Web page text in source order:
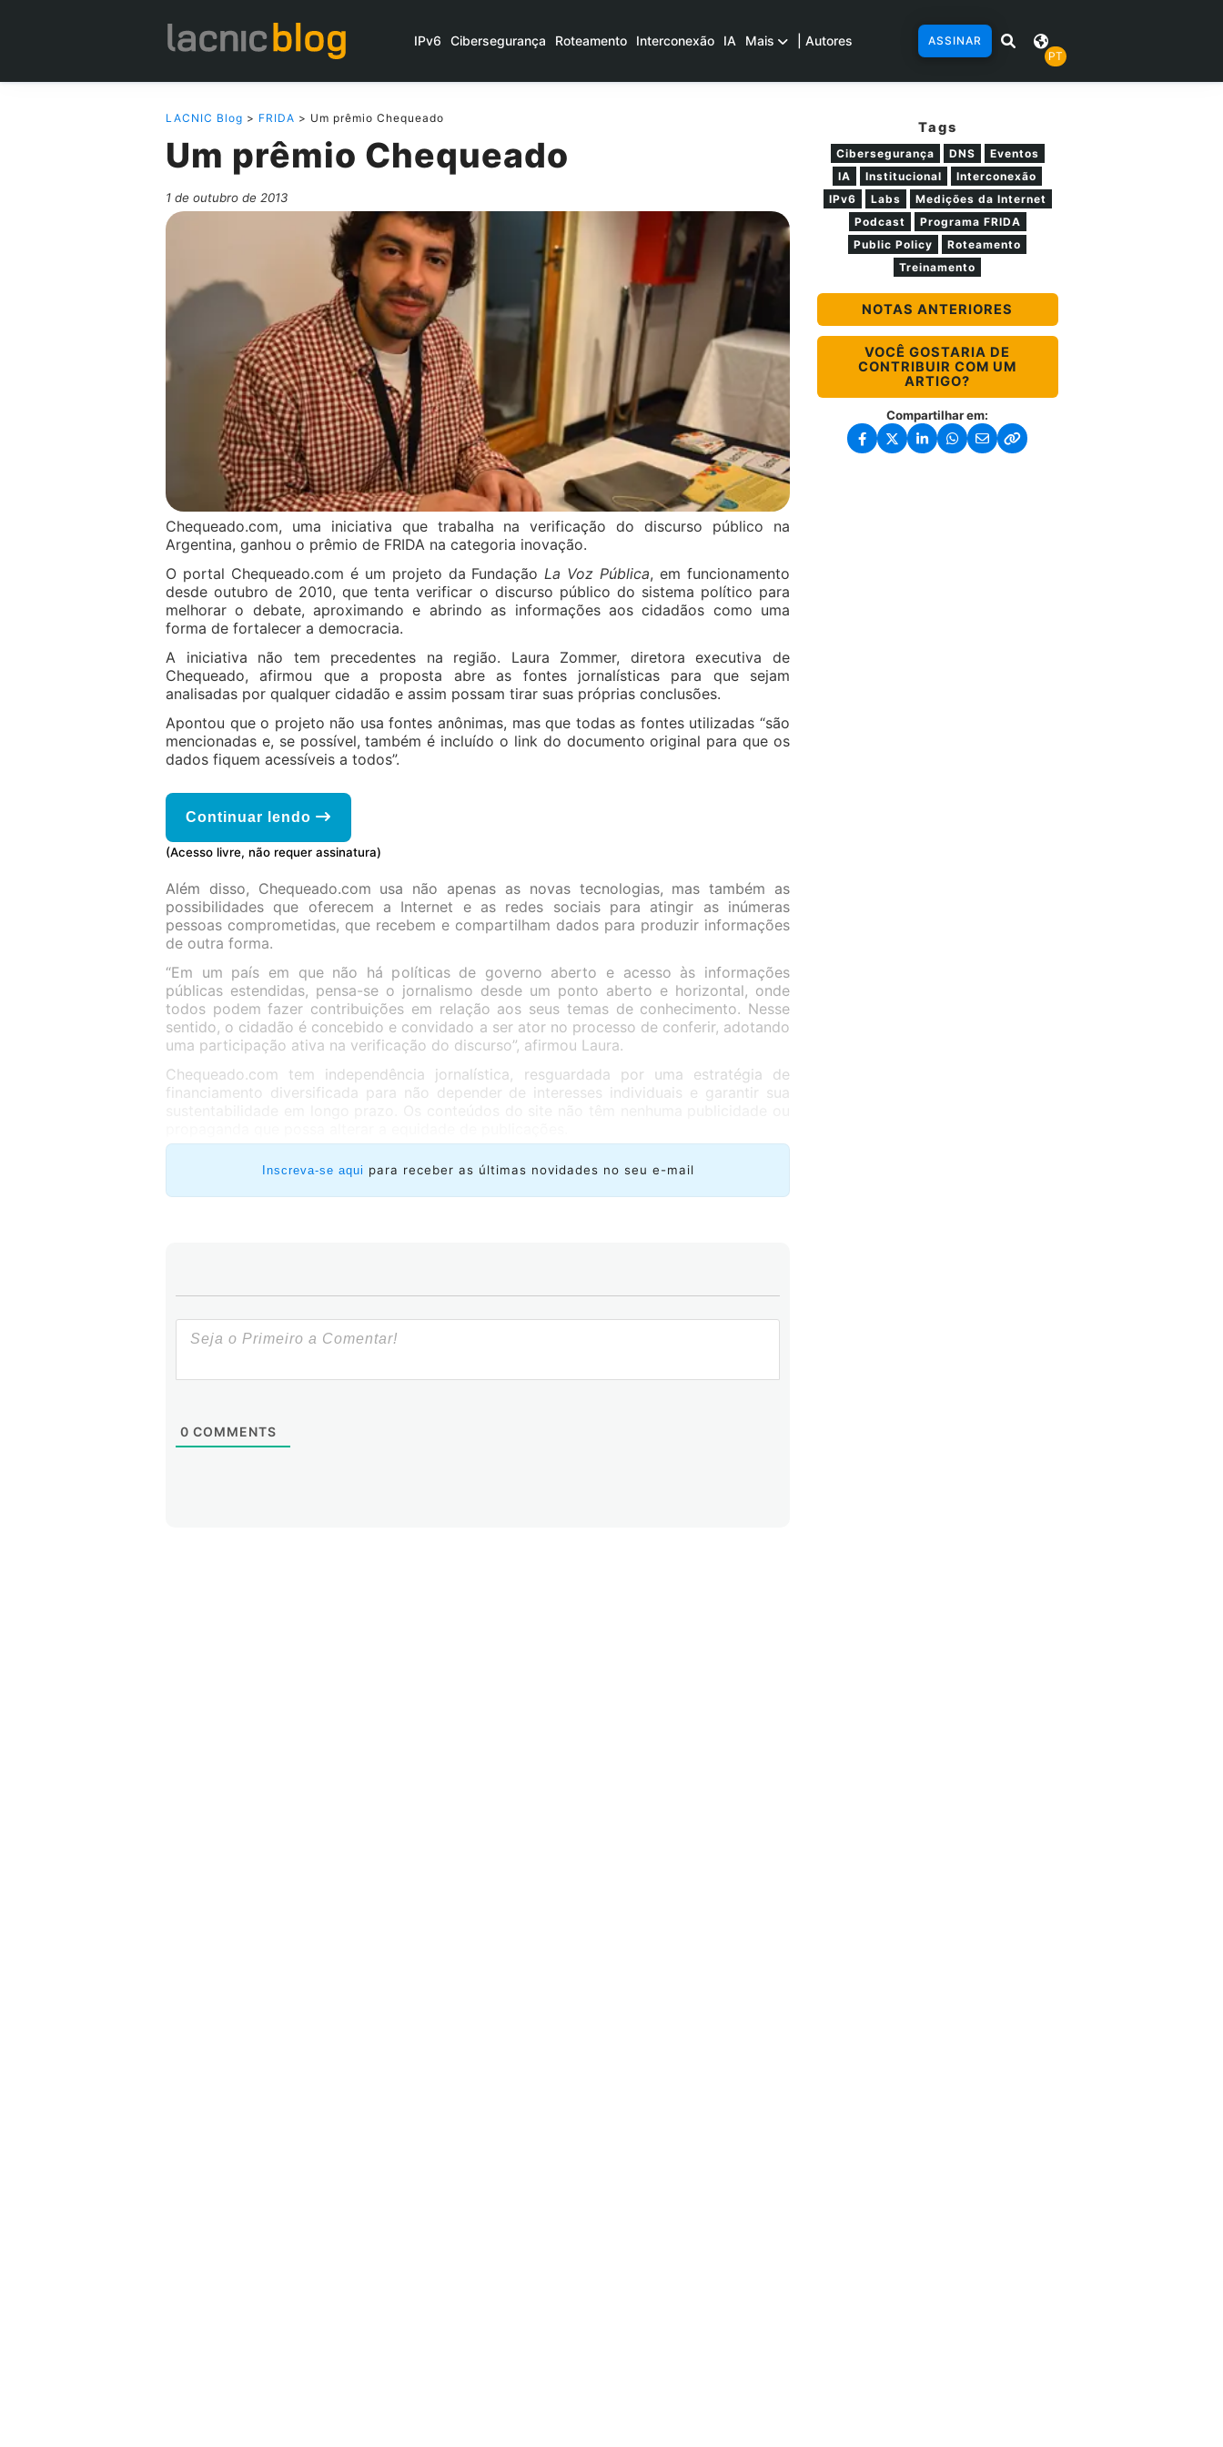
IPv6 Cibersegurança Roteamento Interconexão IA Mais | Autores
ASSINAR
PT
LACNIC Blog > FRIDA > Um prêmio Chequeado
Um prêmio Chequeado
1 de outubro de 2013
Chequeado.com, uma iniciativa que trabalha na verificação do discurso público na
Argentina, ganhou o prêmio de FRIDA na categoria inovação.
O portal Chequeado.com é um projeto da FundaçãoLa Voz Pública, em funcionamento
desde outubro de 2010, que tenta verificar o discurso público do sistema político para
melhorar o debate, aproximando e abrindo as informações aos cidadãos como uma
forma de fortalecer a democracia.
A iniciativa não tem precedentes na região. Laura Zommer, diretora executiva de
Chequeado, afirmou que a proposta abre as fontes jornalísticas para que sejam
analisadas por qualquer cidadão e assim possam tirar suas próprias conclusões.
Apontou que o projeto não usa fontes anônimas, mas que todas as fontes utilizadas “são
mencionadas e, se possível, também é incluído o link do documento original para que os
dados fiquem acessíveis a todos”.
Continuar lendo
(Acesso livre, não requer assinatura)
Além disso, Chequeado.com usa não apenas as novas tecnologias, mas também as
possibilidades que oferecem a Internet e as redes sociais para atingir as inúmeras
pessoas comprometidas, que recebem e compartilham dados para produzir informações
de outra forma.
“Em um país em que não há políticas de governo aberto e acesso às informações
públicas estendidas, pensa-se o jornalismo desde um ponto aberto e horizontal, onde
todos podem fazer contribuições em relação aos seus temas de conhecimento. Nesse
sentido, o cidadão é concebido e convidado a ser ator no processo de conferir, adotando
uma participação ativa na verificação do discurso”, afirmou Laura.
Chequeado.com tem independência jornalística, resguardada por uma estratégia de
financiamento diversificada para não depender de interesses individuais e garantir sua
Inscreva-se aqui para receber as últimas novidades no seu e-mail
0 COMMENTS
Tags
Cibersegurança DNS
Eventos
IA
Institucional
Interconexão
IPv6
Labs
Medições da Internet
Podcast
Programa FRIDA
Public Policy
Roteamento
Treinamento
NOTAS ANTERIORES
VOCÊ GOSTARIA DE
CONTRIBUIR COM UM
ARTIGO?
Compartilhar em: